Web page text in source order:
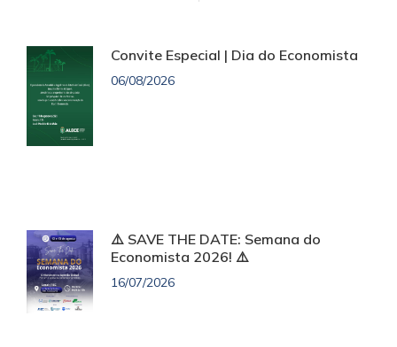
Convite Especial | Dia do Economista
06/08/2026
⚠️ SAVE THE DATE: Semana do
Economista 2026! ⚠️
16/07/2026